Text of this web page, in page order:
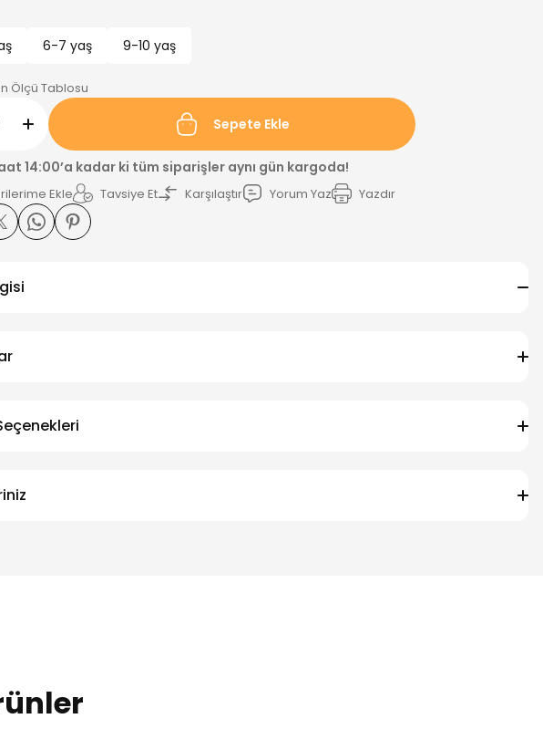
6-7 yaş 9-10 yaş
Ölçü Tablosu
Sepete Ekle
14:00’a kadar ki tüm siparişler aynı gün kargoda!
Tavsiye Et Karşılaştır Yorum Yaz Yazdır